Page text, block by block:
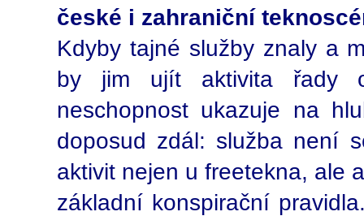
české i zahraniční
Kdyby tajné služby znaly a
by jim ujít aktivita řady
neschopnost ukazuje na
doposud zdál: služba není
aktivit nejen u freetekna, ale
základní konspirační